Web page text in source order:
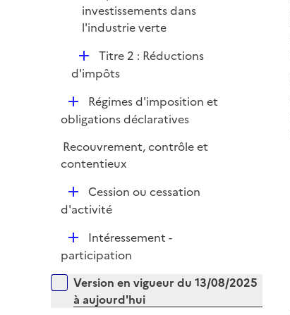
p
l
e
r
investissements dans
l'industrie verte
D
é
l
i
r
Titre 2 : Réductions
d'impôts
D
é
l
i
Régimes d'imposition et
obligations déclaratives
Recouvrement, contrôle et
contentieux
D
é
i
e
r
Cession ou cessation
d'activité
D
é
l
i
Intéressement -
participation
Versions sur la période
Version en vigueur du 13/08/2025
à aujourd'hui